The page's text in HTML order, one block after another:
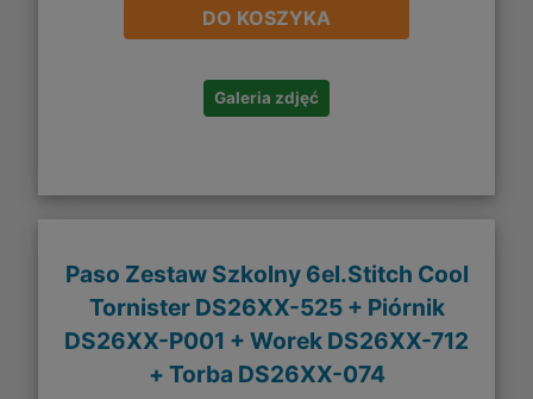
DO KOSZYKA
Galeria zdjęć
Paso Zestaw Szkolny 6el.Stitch Cool
Tornister DS26XX-525 + Piórnik
DS26XX-P001 + Worek DS26XX-712
+ Torba DS26XX-074